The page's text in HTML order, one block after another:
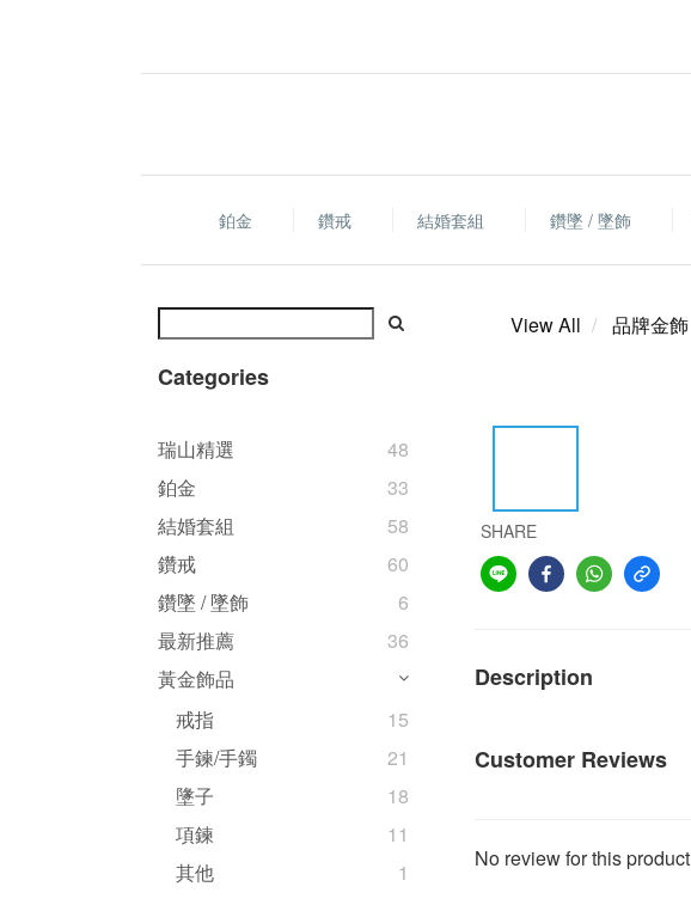
鉑金 鑽戒 結婚套組 鑽墜 / 墜飾
Categories
瑞山精選
48
鉑金
33
結婚套組
58
鑽戒
60
鑽墜 / 墜飾
6
最新推薦
36
黃金飾品
戒指
15
手鍊/手鐲
21
墬子
18
項鍊
11
其他
1
View All 品牌金飾
SHARE
Description
Customer Reviews
No review for this product